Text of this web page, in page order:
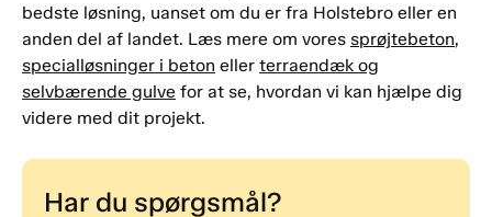
bedste løsning, uanset om du er fra Holstebro eller en
anden del af landet. Læs mere om vores sprøjtebeton,
specialløsninger i beton eller terraendæk og
selvbærende gulve for at se, hvordan vi kan hjælpe dig
videre med dit projekt.
Har du spørgsmål?